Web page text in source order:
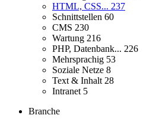
HTML, CSS... 237
Schnittstellen 60
CMS 230
Wartung 216
PHP, Datenbank... 226
Mehrsprachig 53
Soziale Netze 8
Text & Inhalt 28
Intranet 5
Branche